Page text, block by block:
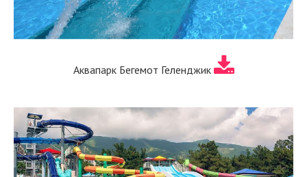
Аквапарк Бегемот Геленджик